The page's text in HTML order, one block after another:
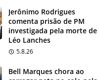
Jerônimo Rodrigues
comenta prisão de PM
investigada pela morte de
Léo Lanches
5.8.26
Bell Marques chora ao